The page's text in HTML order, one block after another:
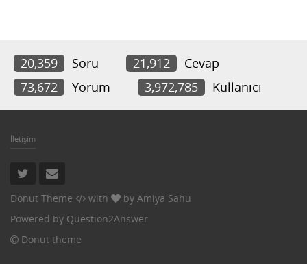
20,359 Soru 21,912
Cevap
73,672
Yorum 3,972,785 Kullanıcı
İletişim
Donut Theme with by Amiya Sahu
Powered by Question2Answer
Donut theme